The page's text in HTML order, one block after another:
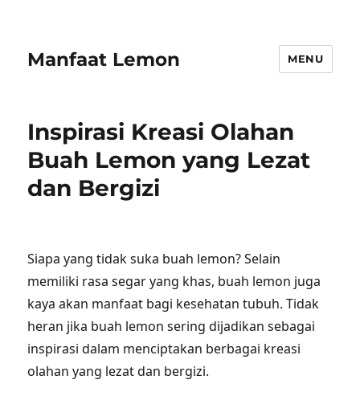
Manfaat Lemon MENU
Inspirasi Kreasi Olahan
Buah Lemon yang Lezat
dan Bergizi
Siapa yang tidak suka buah lemon? Selain
memiliki rasa segar yang khas, buah lemon juga
kaya akan manfaat bagi kesehatan tubuh. Tidak
heran jika buah lemon sering dijadikan sebagai
inspirasi dalam menciptakan berbagai kreasi
olahan yang lezat dan bergizi.